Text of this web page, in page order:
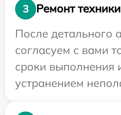
3
Ремонт техники
После детального
согласуем с вами
сроки выполнения
устранением